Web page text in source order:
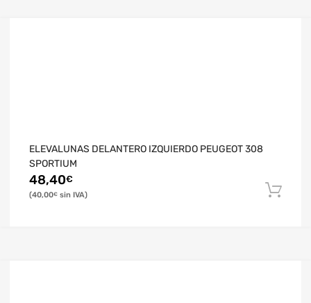
ELEVALUNAS DELANTERO IZQUIERDO PEUGEOT 308
SPORTIUM
48,40€
40,00€